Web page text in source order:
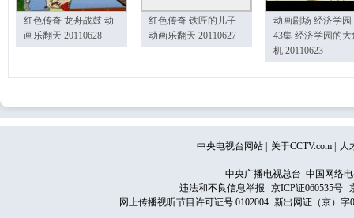
红色传奇 龙舟战鼓 动
画乐翻天 20110628
红色传奇 铁匠的儿子
动画乐翻天 20110627
动画剧场 经济学园
43集 经济学园的大
机 20110623
中央电视台网站 关于CCTV.com 人
中央广播电视总台 中国网络
违法和不良信息举报
京ICP证060535号
网上传播视听节目许可证号 0102004 新出网证（京）